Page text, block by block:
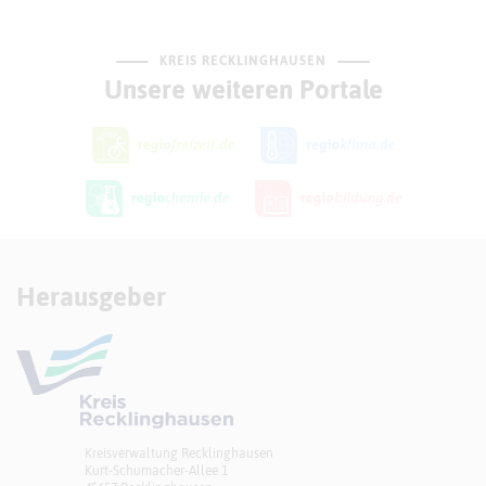
KREIS RECKLINGHAUSEN
Unsere weiteren Portale
Herausgeber
Kreisverwaltung Recklinghausen
Kurt-Schumacher-Allee 1